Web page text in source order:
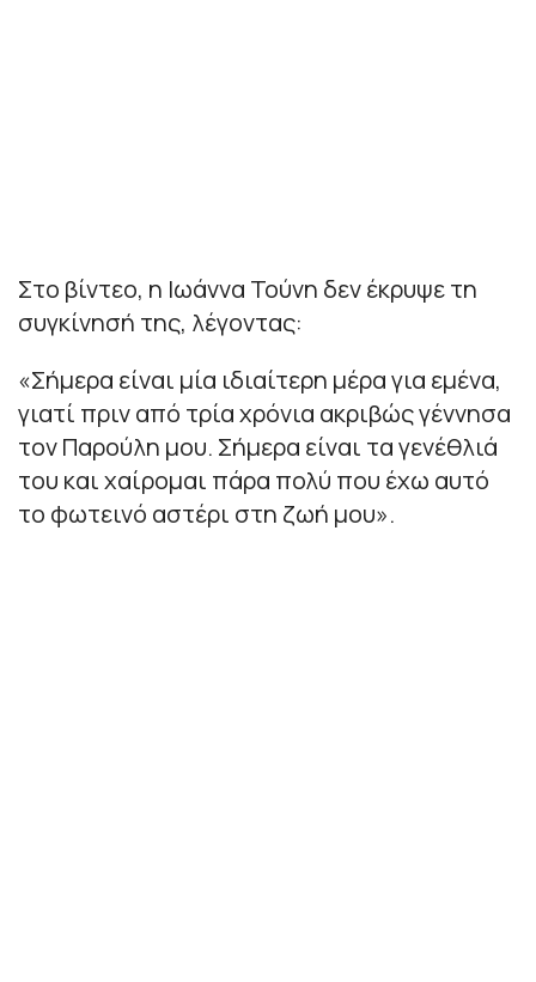
Στο βίντεο, η Ιωάννα Τούνη δεν έκρυψε τη
συγκίνησή της, λέγοντας:
«Σήμερα είναι μία ιδιαίτερη μέρα για εμένα,
γιατί πριν από τρία χρόνια ακριβώς γέννησα
τον Παρούλη μου. Σήμερα είναι τα γενέθλιά
του και χαίρομαι πάρα πολύ που έχω αυτό
το φωτεινό αστέρι στη ζωή μου».